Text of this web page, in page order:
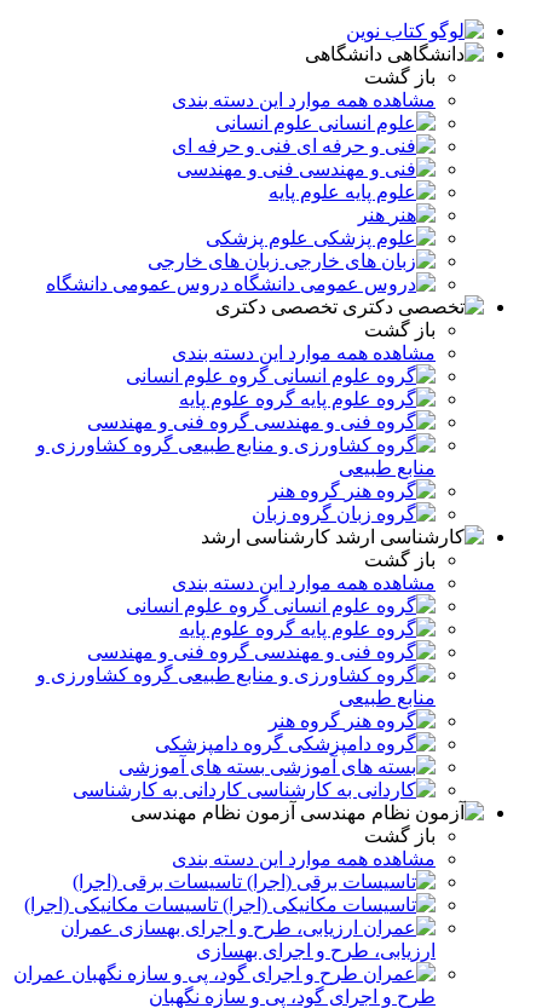
دانشگاهی
باز گشت
مشاهده همه موارد این دسته بندی
علوم انسانی
فنی و حرفه ای
فنی و مهندسی
علوم پایه
هنر
علوم پزشکی
زبان های خارجی
دروس عمومی دانشگاه
تخصصی دکتری
باز گشت
مشاهده همه موارد این دسته بندی
گروه علوم انسانی
گروه علوم پایه
گروه فنی و مهندسی
گروه کشاورزی و
منابع طبیعی
گروه هنر
گروه زبان
کارشناسی ارشد
باز گشت
مشاهده همه موارد این دسته بندی
گروه علوم انسانی
گروه علوم پایه
گروه فنی و مهندسی
گروه کشاورزی و
منابع طبیعی
گروه هنر
گروه دامپزشکی
بسته های آموزشی
کاردانی به کارشناسی
آزمون نظام مهندسی
باز گشت
مشاهده همه موارد این دسته بندی
تاسیسات برقی (اجرا)
تاسیسات مکانیکی (اجرا)
عمران
ارزیابی، طرح و اجرای بهسازی
عمران
طرح و اجرای گود، پی و سازه نگهبان